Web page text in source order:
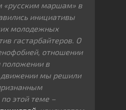
«русским маршам» в
инициативы
молодежных
гастарбайтеров. О
отношении
положении в
движении мы решили
этой теме –